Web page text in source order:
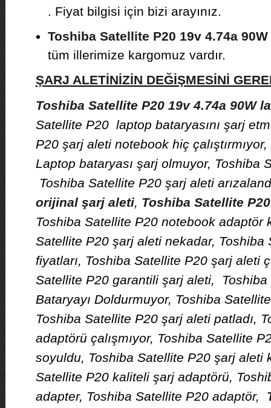
. Fiyat bilgisi için bizi arayınız.
Toshiba Satellite P20 19v 4.74a
tüm illerimize kargomuz vardır.
ŞARJ ALETİNİZİN DEĞİŞMESİNİ
Toshiba Satellite P20 19v 4.74a 90W
Satellite P20 laptop bataryasını şarj
P20 şarj aleti notebook hiç
Laptop bataryası şarj olmuyor, Toshiba
Toshiba Satellite P20 şarj aleti
orijinal şarj aleti, Toshiba Satellite
Toshiba Satellite P20 notebook adaptör
Satellite P20 şarj aleti nekadar, Toshiba
fiyatları, Toshiba Satellite P20 şarj aleti
Satellite P20 garantili şarj aleti,
Bataryayı Doldurmuyor, Toshiba
Toshiba Satellite P20 şarj aleti patladı,
adaptörü çalışmıyor, Toshiba Satellite
soyuldu, Toshiba Satellite P20 şarj aleti
Satellite P20 kaliteli şarj adaptörü,
adapter, Toshiba Satellite P20 adaptör,